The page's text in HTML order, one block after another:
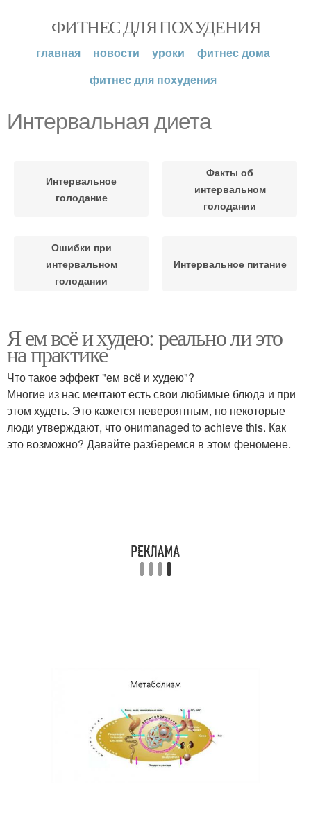
ФИТНЕС ДЛЯ ПОХУДЕНИЯ
главная новости уроки
фитнес дома
фитнес для похудения
Интервальная диета
Интервальное
голодание
Факты об
интервальном
голодании
Ошибки при
интервальном
голодании
Интервальное питание
Я ем всё и худею: реально ли это
на практике
Что такое эффект "ем всё и худею"?
Многие из нас мечтают есть свои любимые блюда и при
этом худеть. Это кажется невероятным, но некоторые
люди утверждают, что ониmanaged to achieve this. Как
это возможно? Давайте разберемся в этом феномене.